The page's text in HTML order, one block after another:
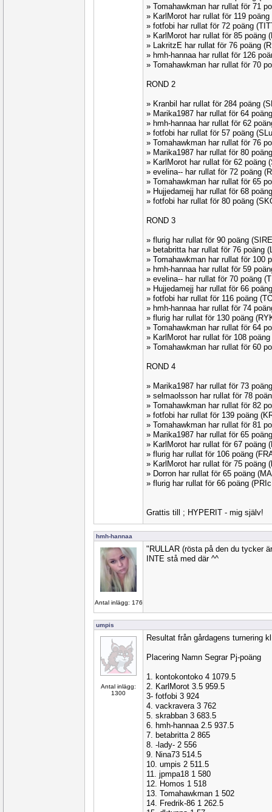
» Tomahawkman har rullat för 71
» KarlMorot har rullat för 119
» fotfobi har rullat för 72 poäng
» KarlMorot har rullat för 85 poäng
» LakritzE har rullat för 76 poäng
» hmh-hannaa har rullat för 126
» Tomahawkman har rullat för 70
ROND 2
» Kranbil har rullat för 284 poäng
» Marika1987 har rullat för 64
» hmh-hannaa har rullat för 62
» fotfobi har rullat för 57 poäng
» Tomahawkman har rullat för 76
» Marika1987 har rullat för 80
» KarlMorot har rullat för 62 poäng
» evelina-- har rullat för 72 poäng
» Tomahawkman har rullat för 65
» Hujjedamejj har rullat för 68
» fotfobi har rullat för 80 poäng
ROND 3
» flurig har rullat för 90 poäng
» betabritta har rullat för 76 poäng
» Tomahawkman har rullat för 100
» hmh-hannaa har rullat för 59
» evelina-- har rullat för 70 poäng
» Hujjedamejj har rullat för 66
» fotfobi har rullat för 116 poäng
» hmh-hannaa har rullat för 74
» flurig har rullat för 130 poäng
» Tomahawkman har rullat för 64
» KarlMorot har rullat för 108
» Tomahawkman har rullat för 60
ROND 4
» Marika1987 har rullat för 73
» selmaolsson har rullat för 78
» Tomahawkman har rullat för 82
» fotfobi har rullat för 139 poäng
» Tomahawkman har rullat för 81
» Marika1987 har rullat för 65
» KarlMorot har rullat för 67 poäng
» flurig har rullat för 106 poäng
» KarlMorot har rullat för 75 poäng
» Dorron har rullat för 65 poäng
» flurig har rullat för 66 poäng
Grattis till ; HYPERIT - mig själv!
hmh-hannaa
Antal inlägg: 176
"RULLAR (rösta på den du tycker
INTE stå med där ^^
umpis
Antal inlägg:
1300
Resultat från gårdagens turnering
Placering Namn Segrar Pj-poäng
1. kontokontoko 4 1079.5
2. KarlMorot 3.5 959.5
3- fotfobi 3 924
4. vackravera 3 762
5. skrabban 3 683.5
6. hmh-hannaa 2.5 937.5
7. betabritta 2 865
8. -lady- 2 556
9. Nina73 514.5
10. umpis 2 511.5
11. jpmpa18 1 580
12. Homos 1 518
13. Tomahawkman 1 502
14. Fredrik-86 1 262.5